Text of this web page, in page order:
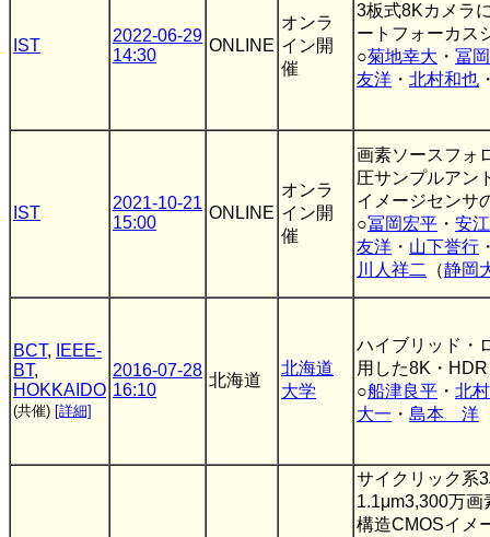
IST
2022-06-29
14:30
ONLINE
オンラ
イン開
催
3板式8Kカメラ
ートフォーカス
○菊地幸大 ・ 冨
友洋 ・ 北村和也
IST
2021-10-21
15:00
ONLINE
オンラ
イン開
催
画素ソースフォ
圧サンプルアン
イメージセンサ
○冨岡宏平 ・ 安
友洋 ・ 山下誉行
川人祥二
（静岡
BCT,
IEEE-
BT,
HOKKAIDO
(共催) [詳細]
2016-07-28
16:10
北海道
北海道
大学
ハイブリッド・
用した8K・
○船津良平 ・ 北
大一 ・ 島本 洋
サイクリック系
1.1μm3,300万
構造CMOSイメ